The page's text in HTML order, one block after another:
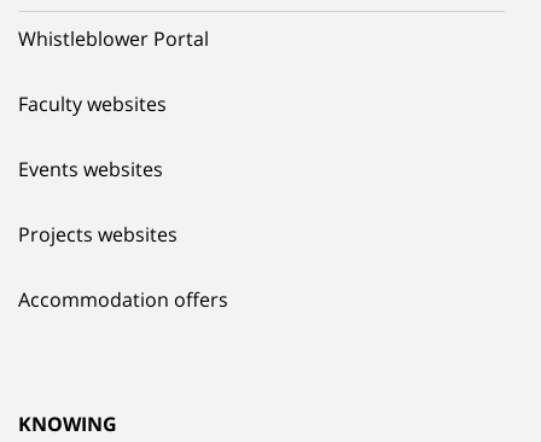
Whistleblower Portal
Faculty websites
Events websites
Projects websites
Accommodation offers
KNOWING